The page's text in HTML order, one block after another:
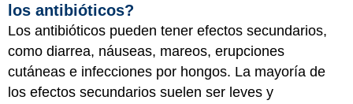
los antibióticos?
Los antibióticos pueden tener efectos secundarios,
como diarrea, náuseas, mareos, erupciones
cutáneas e infecciones por hongos. La mayoría de
los efectos secundarios suelen ser leves y